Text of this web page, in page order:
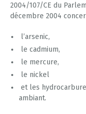
2004/107/CE du
décembre 2004
l’arsenic,
le cadmium,
le mercure,
le nickel
et les
ambiant.